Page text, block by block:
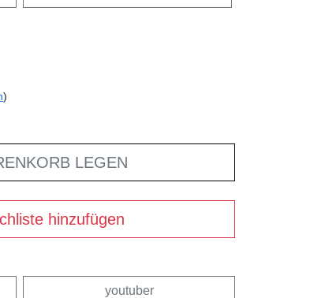
)
LEGEN
hinzufügen
youtuber